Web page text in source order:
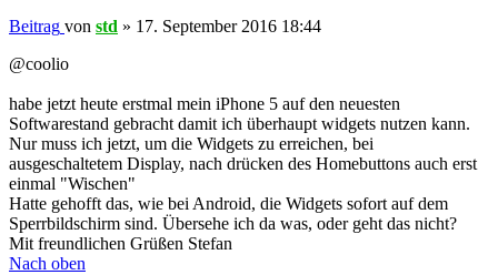
Beitrag von std » 17. September 2016 18:44
@coolio
habe jetzt heute erstmal mein iPhone 5 auf den neuesten
Softwarestand gebracht damit ich überhaupt widgets nutzen kann.
Nur muss ich jetzt, um die Widgets zu erreichen, bei
ausgeschaltetem Display, nach drücken des Homebuttons auch erst
einmal "Wischen"
Hatte gehofft das, wie bei Android, die Widgets sofort auf dem
Sperrbildschirm sind. Übersehe ich da was, oder geht das nicht?
Mit freundlichen Grüßen Stefan
Nach oben